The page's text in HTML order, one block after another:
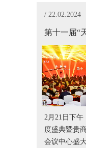
/ 22.02.2024
2月21日下
度盛典暨贵
会议中心盛